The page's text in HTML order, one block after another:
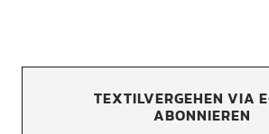
TEXTILVERGEHEN VIA
ABONNIEREN